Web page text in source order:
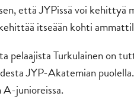
että JYPissä voi kehittyä
itseään kohti
pelaajista Turkulainen on
JYP-Akatemian
junioreissa.